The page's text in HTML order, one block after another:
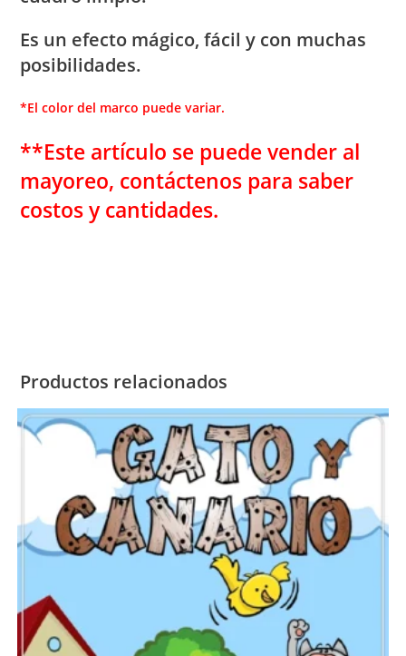
Es un efecto mágico, fácil y con muchas
posibilidades.
*El color del marco puede variar.
**Este artículo se puede vender al
mayoreo, contáctenos para saber
costos y cantidades.
Productos relacionados